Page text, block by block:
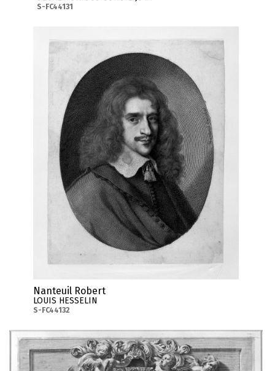
S-FC44131
Nanteuil Robert
LOUIS HESSELIN
S-FC44132